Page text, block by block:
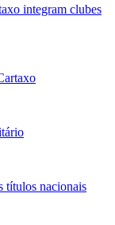
integram clubes
títulos nacionais